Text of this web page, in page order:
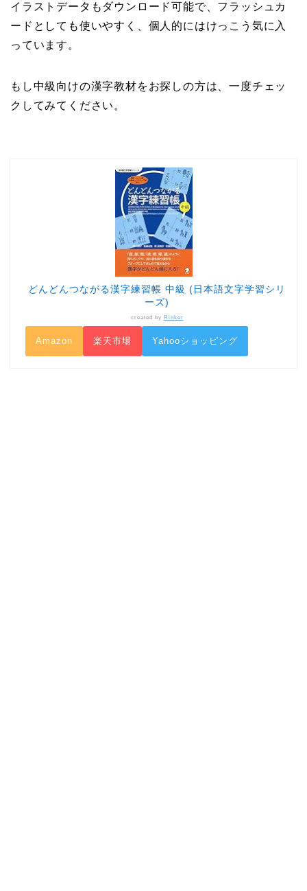
イラストデータもダウンロード可能で、フラッシュカ
ードとしても使いやすく、個人的にはけっこう気に入
っています。
もし中級向けの漢字教材をお探しの方は、一度チェッ
クしてみてください。
どんどんつながる漢字練習帳 中級 (日本語文字学習シリ
ーズ)
created by Rinker
Amazon 楽天市場 Yahooショッピング